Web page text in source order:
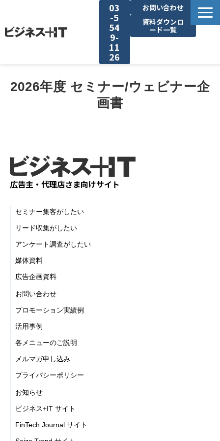
03
-5
54
9-
11
26
お問い合わせ
資料ダウンロ
ード一覧
アンケート調査がしたい
媒体資料ダウンロード
企画資料ダウンロード
活用事例
ブログ
2026年度 セミナー/ウェビナー企
画書
広告主・代理店さま向けサイト
セミナー集客がしたい
リード収集がしたい
アンケート調査がしたい
媒体資料
広告企画資料
お問い合わせ
プロモーション実績例
活用事例
各メニューのご説明
メルマガ申し込み
プライバシーポリシー
お知らせ
ビジネス+IT サイト
FinTech Journal サイト